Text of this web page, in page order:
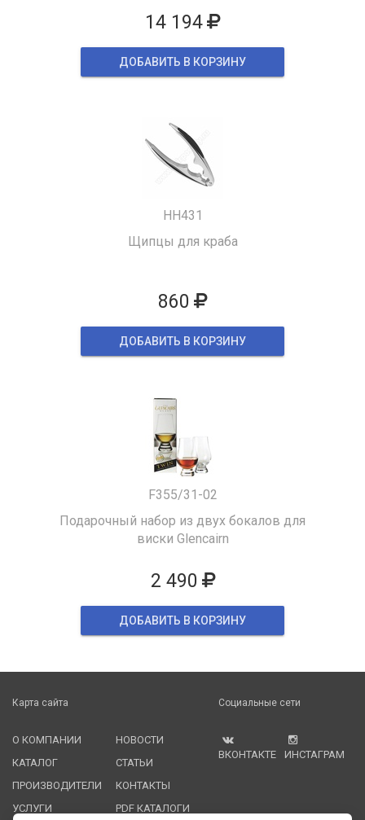
14 194
ДОБАВИТЬ В КОРЗИНУ
HH431
Щипцы для краба
860
ДОБАВИТЬ В КОРЗИНУ
F355/31-02
Подарочный набор из двух бокалов для
виски Glencairn
2 490
ДОБАВИТЬ В КОРЗИНУ
Карта сайта
О КОМПАНИИ
КАТАЛОГ
ПРОИЗВОДИТЕЛИ
УСЛУГИ
НОВОСТИ
СТАТЬИ
КОНТАКТЫ
PDF КАТАЛОГИ
Социальные сети
ВКОНТАКТЕ ИНСТАГРАМ